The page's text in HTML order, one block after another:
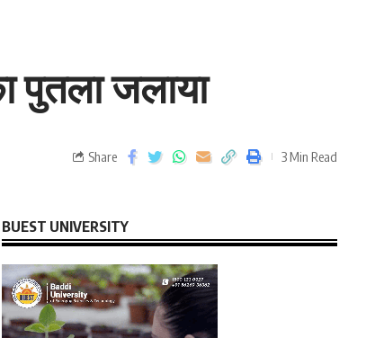
पुतला जलाया
Share 3 Min Read
BUEST UNIVERSITY